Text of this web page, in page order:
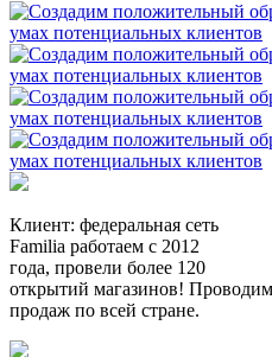
Клиент: федеральная сеть
Familia работаем с 2012
года, провели более 120
открытий магазинов!
продаж по всей стране.